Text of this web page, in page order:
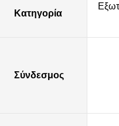
Κατηγορία
Σύνδεσμος